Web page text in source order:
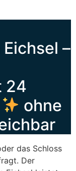
–
24
ohne
das Schloss
Der